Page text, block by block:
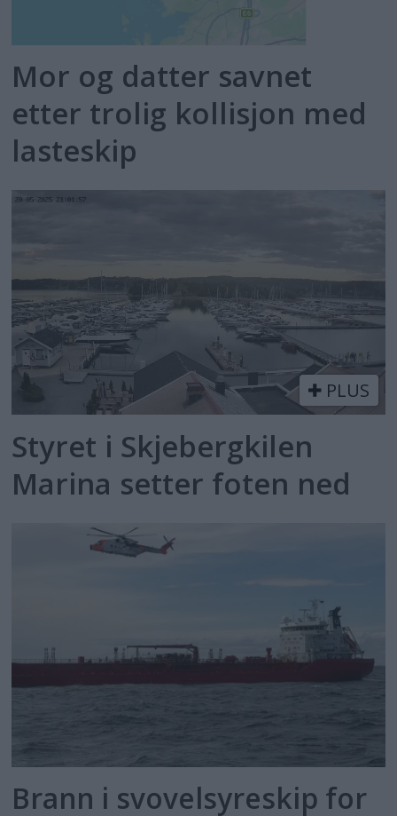
Mor og datter savnet
etter trolig kollisjon med
lasteskip
PLUS
Styret i Skjebergkilen
Marina setter foten ned
Brann i svovelsyreskip for